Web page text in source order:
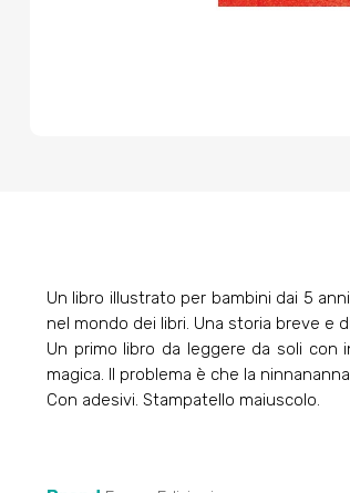
Un libro illustrato per bambini dai 5
nel mondo dei libri. Una storia breve e
Un primo libro da leggere da soli con
magica. Il problema è che la
Con adesivi. Stampatello maiuscolo.